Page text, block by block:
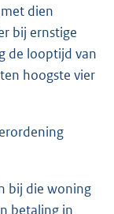
dien
bij ernstige
de looptijd van
hoogste vier
bij die woning
betaling in